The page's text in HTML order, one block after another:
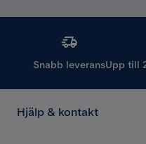
Snabb leveransUpp till
Hjälp & kontakt